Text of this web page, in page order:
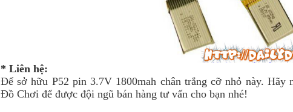
* Liên hệ:
Để sở hữu P52 pin 3.7V 1800mah chân trắng cỡ nhỏ này.
Đồ Chơi để được đội ngũ bán hàng tư vấn cho bạn nhé!